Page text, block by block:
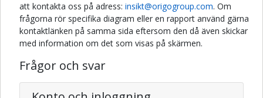
att kontakta oss på adress: insikt@origogroup.com. Om
frågorna rör specifika diagram eller en rapport använd gärna
kontaktlänken på samma sida eftersom den då även skickar
med information om det som visas på skärmen.
Frågor och svar